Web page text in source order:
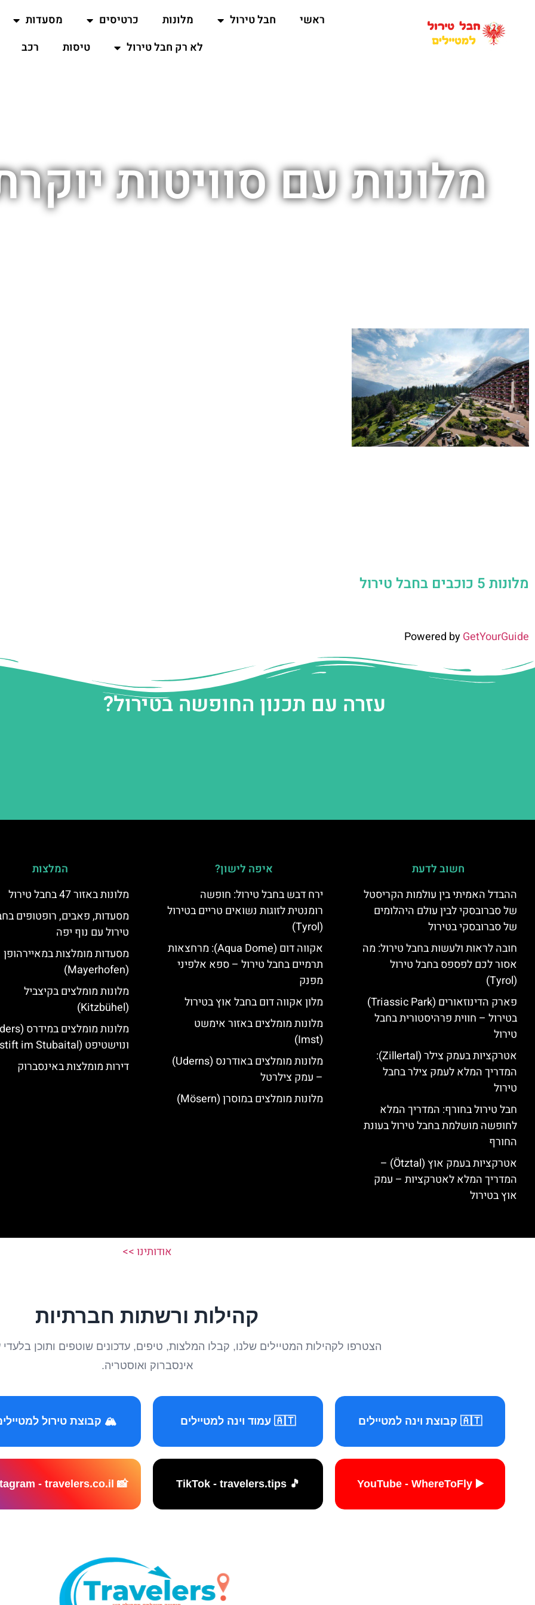
ראשי חבל טירול מלונות כרטיסים מסעדות
לא רק חבל טירול
טיסות רכב
מלונות עם סוויטות
מלונות 5 כוכבים בחבל טירול
Powered byGetYourGuide
עזרה עם תכנון החופשה בטירול?
חשוב לדעת
ההבדל האמיתי בין עולמות הקריסטל
של סברובסקי לבין עולם היהלומים
של סברובסקי בטירול
חובה לראות ולעשות בחבל טירול: מה
אסור לכם לפספס בחבל טירול
(Tyrol)
פארק הדינוזאורים (Triassic Park)
בטירול – חווית פרהיסטורית בחבל
טירול
אטרקציות בעמק צילר (Zillertal):
המדריך המלא לעמק צילר בחבל
טירול
חבל טירול בחורף: המדריך המלא
לחופשה מושלמת בחבל טירול בעונת
החורף
אטרקציות בעמק אוץ (Ötztal) –
המדריך המלא לאטרקציות – עמק
אוץ בטירול
איפה לישון?
ירח דבש בחבל טירול: חופשה
רומנטית לזוגות נשואים טריים בטירול
(Tyrol)
אקווה דום (Aqua Dome): מרחצאות
תרמיים בחבל טירול – ספא אלפיני
מפנק
מלון אקווה דום בחבל אוץ בטירול
מלונות מומלצים באזור אימשט
(Imst)
מלונות מומלצים באודרנס (Uderns)
– עמק צילרטל
מלונות מומלצים במוסרן (Mösern)
המלצות
מלונות באזור 47 בחבל טירול
מסעדות, פאבים, רופטופים
טירול עם נוף יפה
מסעדות מומלצות במאיירהופן
(Mayerhofen)
מלונות מומלצים בקיצביל
(Kitzbühel)
ונוישטיפט (Neustift im Stubaital)
דירות מומלצות באינסברוק
אודותינו >>
קהילות ורשתות חברתיות
הצטרפו לקהילות המטיילים שלנו, קבלו המלצות, טיפים, עדכונים שוטפים ותוכן בלעדי
אינסברוק ואוסטריה.
🇦🇹 קבוצת וינה למטיילים 🇦🇹 עמוד וינה למטיילים 🏔️ קבוצת טירול
▶️ YouTube - WhereToFly
🎵 TikTok - travelers.tips
📸 Instagram - travelers.co.il